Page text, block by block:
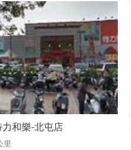
和樂-北屯店
里